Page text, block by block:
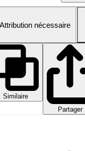
Attribution nécessaire
Similaire
Partager